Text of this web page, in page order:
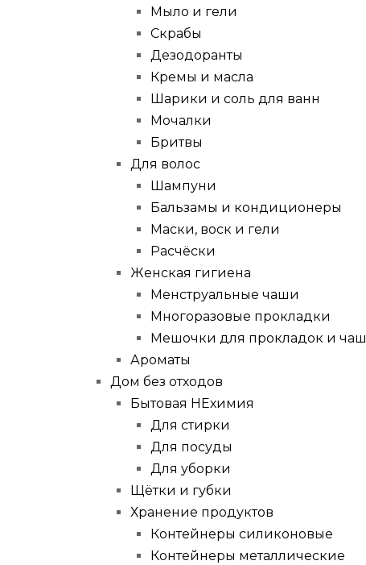
Мыло и гели
Скрабы
Дезодоранты
Кремы и масла
Шарики и соль для ванн
Мочалки
Бритвы
Для волос
Шампуни
Бальзамы и кондиционеры
Маски, воск и гели
Расчёски
Женская гигиена
Менструальные чаши
Многоразовые прокладки
Мешочки для прокладок и чаш
Ароматы
Дом без отходов
Бытовая НЕхимия
Для стирки
Для посуды
Для уборки
Щётки и губки
Хранение продуктов
Контейнеры силиконовые
Контейнеры металлические